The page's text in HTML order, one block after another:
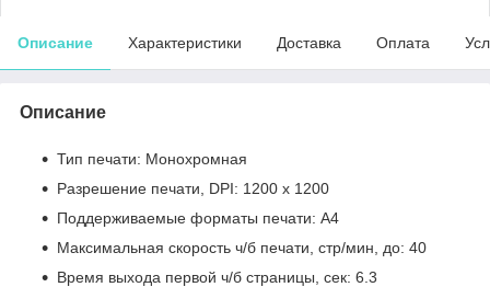
Описание Характеристики Доставка Оплата
Описание
Тип печати: Монохромная
Разрешение печати, DPI: 1200 x 1200
Поддерживаемые форматы печати: А4
Максимальная скорость ч/б печати, стр/мин, до: 40
Время выхода первой ч/б страницы, сек: 6.3